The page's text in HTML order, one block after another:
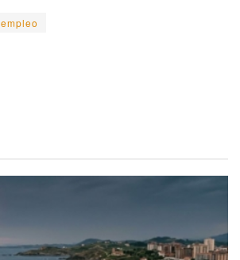
empleo